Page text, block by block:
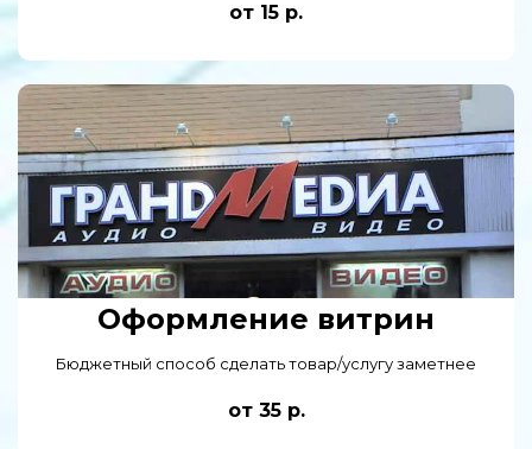
от 15 р.
Оформление витрин
Бюджетный способ сделать товар/услугу заметнее
от 35 р.